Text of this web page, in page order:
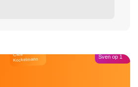
Café
Kockelmann Sven op 1